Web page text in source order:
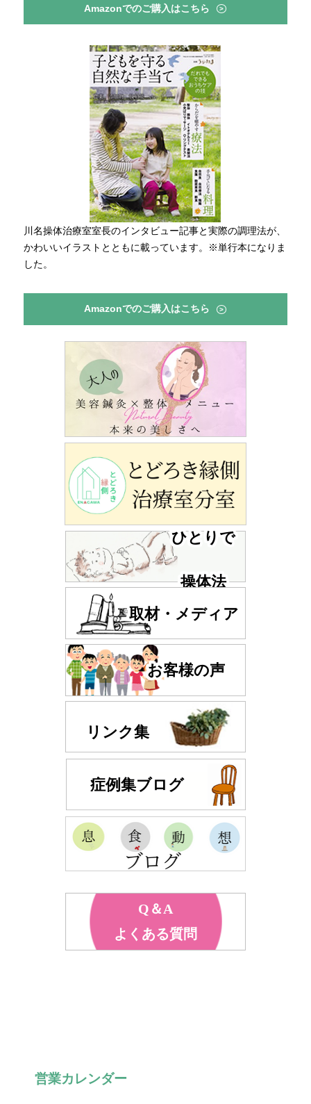
Amazonでのご購入はこちら >
川名操体治療室室長のインタビュー記事と実際の調理法が、
かわいいイラストとともに載っています。※単行本になりま
した。
Amazonでのご購入はこちら >
ひとりで
操体法
取材・メディア
お客様の声
リンク集
症例集ブログ
Q＆A
よくある質問
営業カレンダー